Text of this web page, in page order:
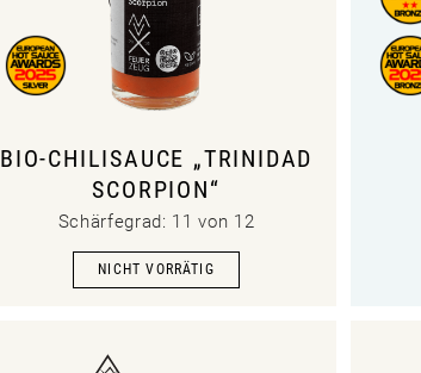
BIO-CHILISAUCE „TRINIDAD
SCORPION“
Schärfegrad: 11 von 12